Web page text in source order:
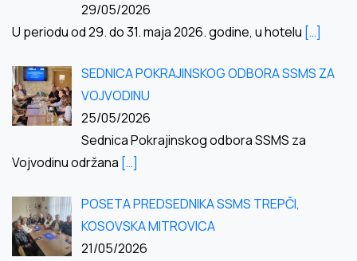
29/05/2026
U periodu od 29. do 31. maja 2026. godine, u hotelu […]
SEDNICA POKRAJINSKOG ODBORA SSMS ZA
VOJVODINU
25/05/2026
Sednica Pokrajinskog odbora SSMS za
Vojvodinu održana […]
POSETA PREDSEDNIKA SSMS TREPČI,
KOSOVSKA MITROVICA
21/05/2026